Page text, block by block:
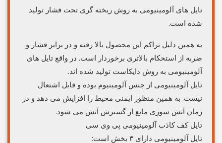
تایل های آلومینیومی به روش ریخته گری تحت فشار تولید
شده است.
به همین دلیل تراکم این محصول بالا رفته و در برابر فشار و
ضربه از استحکام بالاتری برخوردار است. در واقع تایل های
آلومینیومی به روش دایکاست تولید شده اند.
تایل آلومینیومی از جنس آلومینیوم بوده و قابل اشتعال
نیست. به همین منظور ایمنی محیط را افزایش می دهد و در
زمان آتش سوزی مانع از گسترش آتش می شود.
تایل کف کاذب آلومینیومی پی وی سی
تایل آلومینیومی دارای ۳ بخش است: